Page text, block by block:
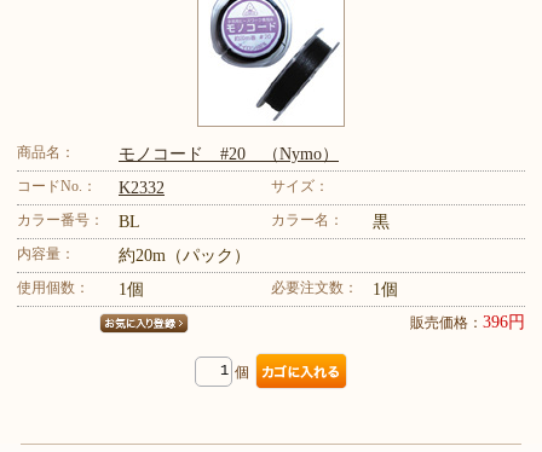
商品名： モノコード #20 （Nymo）
コードNo.： K2332
サイズ：
カラー番号：
BL カラー名： 黒
内容量： 約20m（パック）
使用個数： 1個 必要注文数： 1個
販売価格： 396円
個